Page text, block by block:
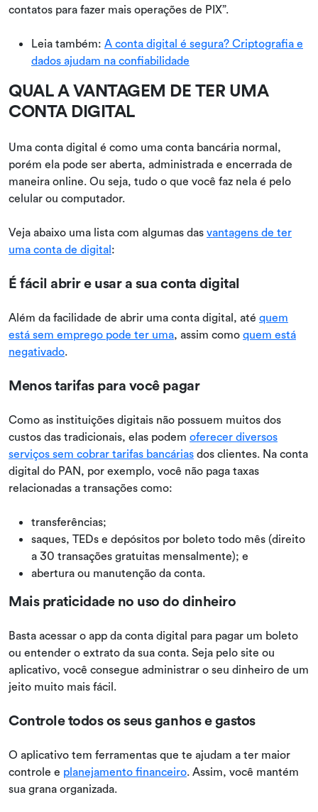
contatos para fazer mais operações de PIX”.
Leia também: A conta digital é segura? Criptografia e
dados ajudam na confiabilidade
QUAL A VANTAGEM DE TER UMA
CONTA DIGITAL
Uma conta digital é como uma conta bancária normal,
porém ela pode ser aberta, administrada e encerrada de
maneira online. Ou seja, tudo o que você faz nela é pelo
celular ou computador.
Veja abaixo uma lista com algumas das vantagens de ter
uma conta de digital:
É fácil abrir e usar a sua conta digital
Além da facilidade de abrir uma conta digital, até quem
está sem emprego pode ter uma, assim como quem está
negativado.
Menos tarifas para você pagar
Como as instituições digitais não possuem muitos dos
custos das tradicionais, elas podem oferecer diversos
serviços sem cobrar tarifas bancárias dos clientes. Na conta
digital do PAN, por exemplo, você não paga taxas
relacionadas a transações como:
transferências;
saques, TEDs e depósitos por boleto todo mês (direito
a 30 transações gratuitas mensalmente); e
abertura ou manutenção da conta.
Mais praticidade no uso do dinheiro
Basta acessar o app da conta digital para pagar um boleto
ou entender o extrato da sua conta. Seja pelo site ou
aplicativo, você consegue administrar o seu dinheiro de um
jeito muito mais fácil.
Controle todos os seus ganhos e gastos
O aplicativo tem ferramentas que te ajudam a ter maior
controle e planejamento financeiro. Assim, você mantém
sua grana organizada.